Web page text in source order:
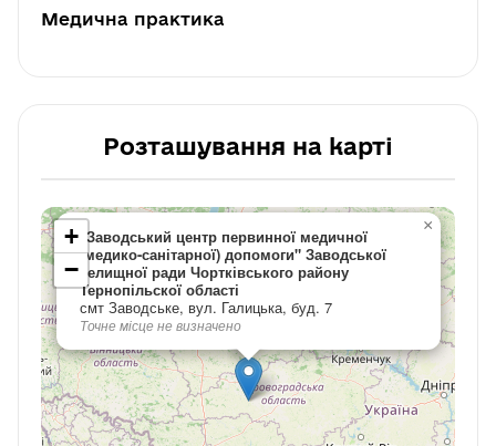
Медична практика
Розташування на карті
"Заводський центр первинної медичної
(медико-санітарної) допомоги" Заводської
селищної ради Чортківського району
Тернопільскої області
смт Заводське, вул. Галицька, буд. 7
Точне місце не визначено
×
+
−